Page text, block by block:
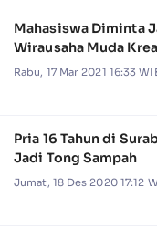
Mahasiswa Diminta
Wirausaha Muda
Rabu, 17 Mar 2021 16:33
Pria 16 Tahun di
Jadi Tong Sampah
Jumat, 18 Des 2020 17:12